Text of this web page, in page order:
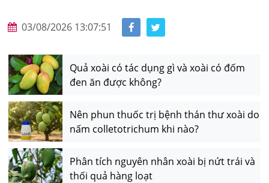
03/08/2026 13:07:51
Quả xoài có tác dụng gì và xoài có đốm
đen ăn được không?
Nên phun thuốc trị bệnh thán thư xoài do
nấm colletotrichum khi nào?
Phân tích nguyên nhân xoài bị nứt trái và
thối quả hàng loạt